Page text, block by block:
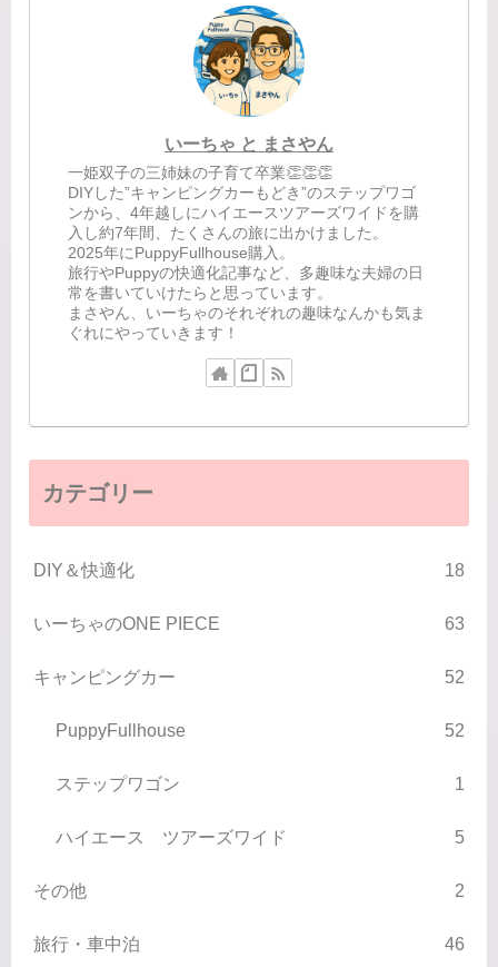
いーちゃ と まさやん
一姫双子の三姉妹の子育て卒業👏👏👏
DIYした”キャンピングカーもどき”のステップワゴ
ンから、4年越しにハイエースツアーズワイドを購
入し約7年間、たくさんの旅に出かけました。
2025年にPuppyFullhouse購入。
旅行やPuppyの快適化記事など、多趣味な夫婦の日
常を書いていけたらと思っています。
まさやん、いーちゃのそれぞれの趣味なんかも気ま
ぐれにやっていきます！
カテゴリー
DIY＆快適化 18
いーちゃのONE PIECE 63
キャンピングカー 52
PuppyFullhouse 52
ステップワゴン 1
ハイエース ツアーズワイド 5
その他 2
旅行・車中泊 46